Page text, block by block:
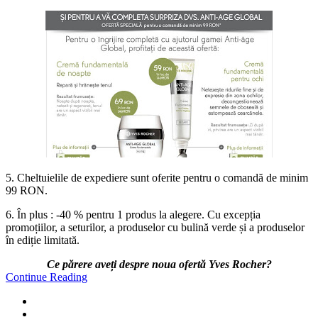
5. Cheltuielile de expediere sunt oferite pentru o comandă de minim
99 RON.
6. În plus : -40 % pentru 1 produs la alegere. Cu excepția
promoțiilor, a seturilor, a produselor cu bulină verde și a produselor
în ediție limitată.
Ce părere aveți despre noua ofertă Yves Rocher?
Continue Reading